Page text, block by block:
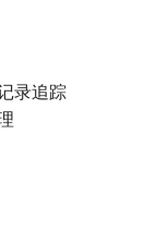
录追踪